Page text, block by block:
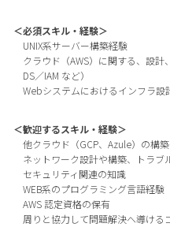
＜必須スキル・経験＞
UNIX系サーバー構築経験
クラウド（AWS）に関する、設計
DS／IAM など）
Webシステムにおけるインフラ設
＜歓迎するスキル・経験＞
他クラウド（GCP、Azule）の構
ネットワーク設計や構築、トラブ
セキュリティ関連の知識
WEB系のプログラミング言語経験
AWS 認定資格の保有
周りと協力して問題解決へ導ける